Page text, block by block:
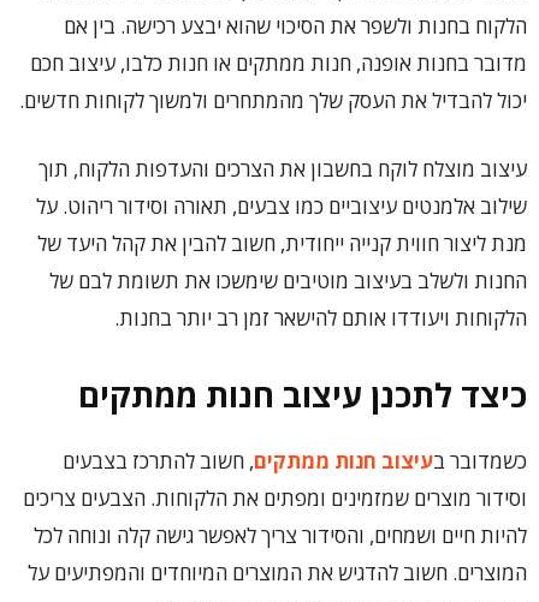
הלקוח בחנות ולשפר את הסיכוי שהוא יבצע רכישה. בין אם
מדובר בחנות אופנה, חנות ממתקים או חנות כלבו, עיצוב חכם
יכול להבדיל את העסק שלך מהמתחרים ולמשוך לקוחות חדשים.
עיצוב מוצלח לוקח בחשבון את הצרכים והעדפות הלקוח, תוך
שילוב אלמנטים עיצוביים כמו צבעים, תאורה וסידור ריהוט. על
מנת ליצור חווית קנייה ייחודית, חשוב להבין את קהל היעד של
החנות ולשלב בעיצוב מוטיבים שימשכו את תשומת לבם של
הלקוחות ויעודדו אותם להישאר זמן רב יותר בחנות.
כיצד לתכנן עיצוב חנות ממתקים
כשמדובר בעיצוב חנות ממתקים, חשוב להתרכז בצבעים
וסידור מוצרים שמזמינים ומפתים את הלקוחות. הצבעים צריכים
להיות חיים ושמחים, והסידור צריך לאפשר גישה קלה ונוחה לכל
המוצרים. חשוב להדגיש את המוצרים המיוחדים והמפתיעים על